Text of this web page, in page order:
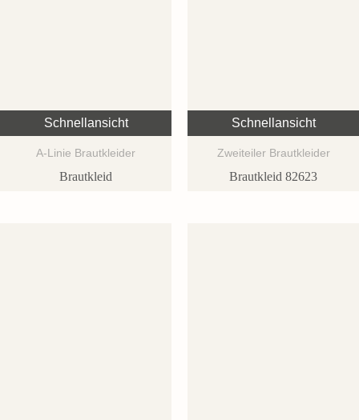
Schnellansicht
A-Linie Brautkleider
Brautkleid
Schnellansicht
Zweiteiler Brautkleider
Brautkleid 82623